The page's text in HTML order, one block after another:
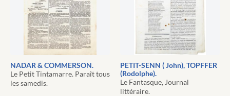
NADAR & COMMERSON.
Le Petit Tintamarre. Paraît tous
les samedis.
PETIT-SENN ( John), TOPFFER
(Rodolphe).
Le Fantasque, Journal
littéraire.